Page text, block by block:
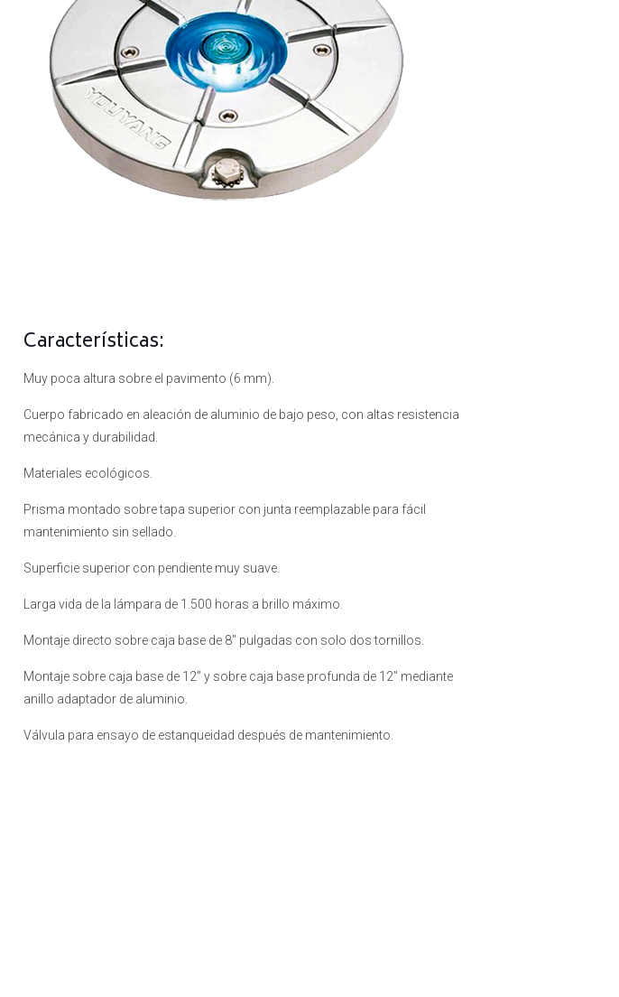
Características:
Muy poca altura sobre el pavimento (6 mm).
Cuerpo fabricado en aleación de aluminio de bajo peso, con altas resistencia
mecánica y durabilidad.
Materiales ecológicos.
Prisma montado sobre tapa superior con junta reemplazable para fácil
mantenimiento sin sellado.
Superficie superior con pendiente muy suave.
Larga vida de la lámpara de 1.500 horas a brillo máximo.
Montaje directo sobre caja base de 8" pulgadas con solo dos tornillos.
Montaje sobre caja base de 12” y sobre caja base profunda de 12” mediante
anillo adaptador de aluminio.
Válvula para ensayo de estanqueidad después de mantenimiento.